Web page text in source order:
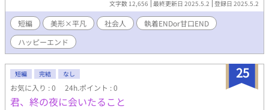
す。 花言葉は「あなたを喜ばせる」、「あなたに嫌われたら私は
死にます」、「あなたの不機嫌が私を苦しめる」です。 外部サイ
トでも同作品を投稿しています。
文字数 12,656 最終更新日 2025.5.2 登録日 2025.5.2
短編 美形×平凡 社会人
執着ENDor甘口END
ハッピーエンド
25
短編 完結 なし
お気に入り : 0 24h.ポイント : 0
君、終の夜に会いたること